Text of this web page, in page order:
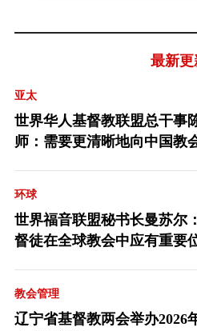
最新更
亚太
世界华人基督教联盟总干事
师：需要更清晰地向中国教
环球
世界福音联盟秘书长曼苏尔
督徒在全球教会中应有重要
教会管理
辽宁省基督教两会举办2026